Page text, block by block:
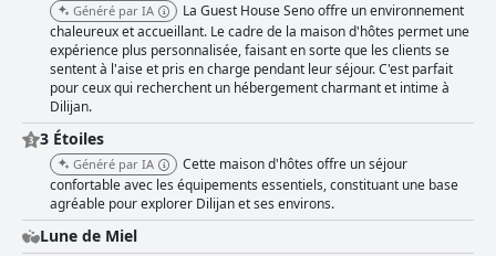
Généré par IA
La Guest House Seno offre un environnement
chaleureux et accueillant. Le cadre de la maison d'hôtes permet une
expérience plus personnalisée, faisant en sorte que les clients se
sentent à l'aise et pris en charge pendant leur séjour. C'est parfait
pour ceux qui recherchent un hébergement charmant et intime à
Dilijan.
3 Étoiles
Généré par IA
Cette maison d'hôtes offre un séjour
confortable avec les équipements essentiels, constituant une base
agréable pour explorer Dilijan et ses environs.
Lune de Miel